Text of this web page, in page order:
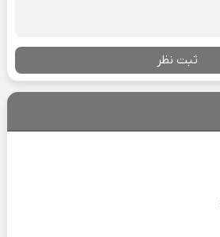
ثبت نظر